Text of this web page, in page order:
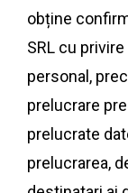
obține
SRL cu
personal,
prelucrare
prelucrate
prelucrarea,